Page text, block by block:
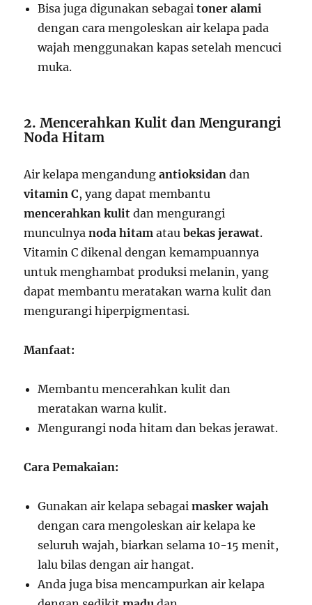
Bisa juga digunakan sebagaitoner alami
dengan cara mengoleskan air kelapa pada
wajah menggunakan kapas setelah mencuci
muka.
2. Mencerahkan Kulit dan Mengurangi
Noda Hitam
Air kelapa mengandungantioksidan dan
vitamin C, yang dapat membantu
mencerahkan kulit dan mengurangi
munculnyanoda hitam ataubekas jerawat.
Vitamin C dikenal dengan kemampuannya
untuk menghambat produksi melanin, yang
dapat membantu meratakan warna kulit dan
mengurangi hiperpigmentasi.
Manfaat:
Membantu mencerahkan kulit dan
meratakan warna kulit.
Mengurangi noda hitam dan bekas jerawat.
Cara Pemakaian:
Gunakan air kelapa sebagaimasker wajah
dengan cara mengoleskan air kelapa ke
seluruh wajah, biarkan selama 10-15 menit,
lalu bilas dengan air hangat.
Anda juga bisa mencampurkan air kelapa